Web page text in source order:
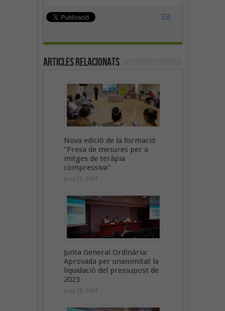
Articles Relacionats
Nova edició de la formació
“Presa de mesures per a
mitges de teràpia
compressiva”
juny 21, 2024
Junta General Ordinària:
Aprovada per unanimitat la
liquidació del pressupost de
2023
juny 18, 2024